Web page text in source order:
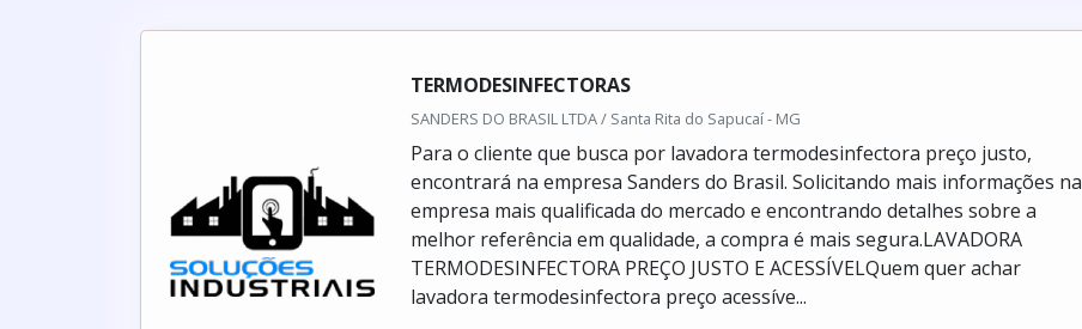
TERMODESINFECTORAS
SANDERS DO BRASIL LTDA / Santa Rita do Sapucaí - MG
Para o cliente que busca por lavadora termodesinfectora preço justo,
encontrará na empresa Sanders do Brasil. Solicitando mais informações na
empresa mais qualificada do mercado e encontrando detalhes sobre a
melhor referência em qualidade, a compra é mais segura.LAVADORA
TERMODESINFECTORA PREÇO JUSTO E ACESSÍVELQuem quer achar
lavadora termodesinfectora preço acessíve...